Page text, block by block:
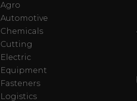
Agro
Automotive
Chemicals
Cutting
Electric
Equipment
Fasteners
Logistics